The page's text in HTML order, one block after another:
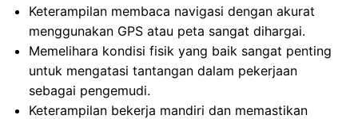
Keterampilan membaca navigasi dengan akurat
menggunakan GPS atau peta sangat dihargai.
Memelihara kondisi fisik yang baik sangat penting
untuk mengatasi tantangan dalam pekerjaan
sebagai pengemudi.
Keterampilan bekerja mandiri dan memastikan